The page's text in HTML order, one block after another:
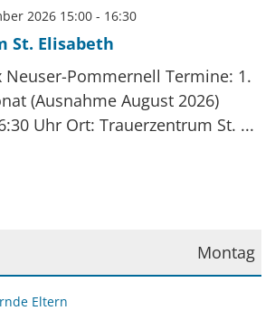
2026 15:00 - 16:30
St. Elisabeth
Neuser-Pommernell Termine: 1.
(Ausnahme August 2026)
Uhr Ort: Trauerzentrum St. ...
Montag
2026
Eltern